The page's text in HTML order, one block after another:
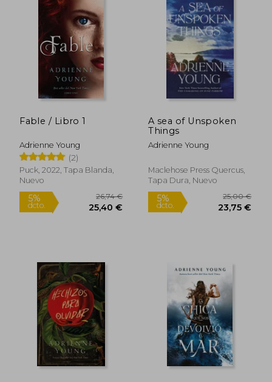
Fable / Libro 1
Adrienne Young
(2)
Puck, 2022, Tapa Blanda,
Nuevo
A sea of Unspoken
Things
Adrienne Young
Maclehose Press Quercus,
Tapa Dura, Nuevo